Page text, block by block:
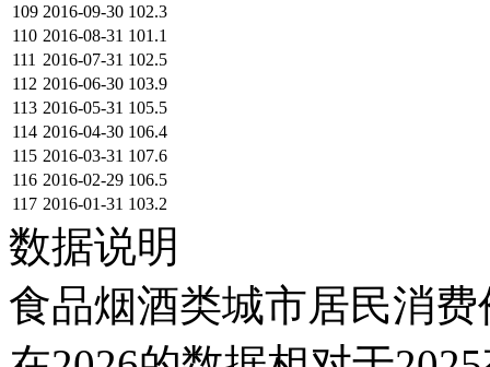
109 2016-09-30 102.3
110 2016-08-31 101.1
111 2016-07-31 102.5
112 2016-06-30 103.9
113 2016-05-31 105.5
114 2016-04-30 106.4
115 2016-03-31 107.6
116 2016-02-29 106.5
117 2016-01-31 103.2
数据说明
食品烟酒类城市居民消